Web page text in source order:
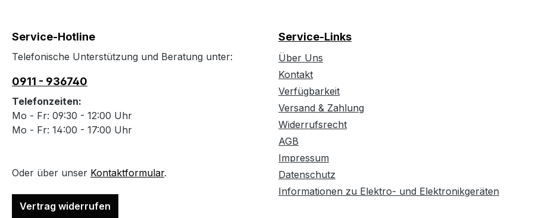
Service-Hotline
Telefonische Unterstützung und Beratung unter:
0911 - 936740
Telefonzeiten:
Mo - Fr: 09:30 - 12:00 Uhr
Mo - Fr: 14:00 - 17:00 Uhr
Oder über unser Kontaktformular.
Vertrag widerrufen
Service-Links
Über Uns
Kontakt
Verfügbarkeit
Versand & Zahlung
Widerrufsrecht
AGB
Impressum
Datenschutz
Informationen zu Elektro- und Elektronikgeräten